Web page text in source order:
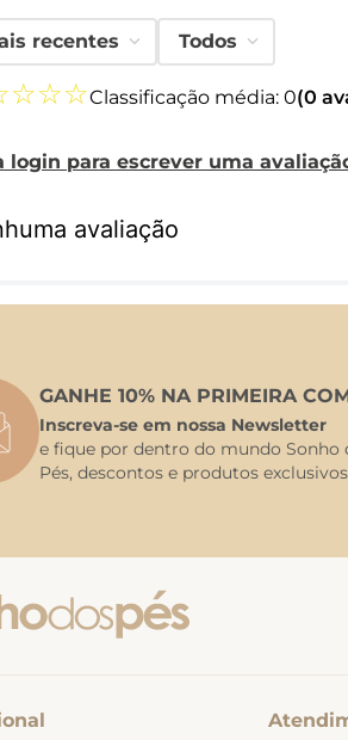
☆☆☆Classificação média: 0(0
login para escrever uma
recentes Todos
avaliação
GANHE 10% NA PRIMEIRA
Inscreva-se em nossa Newsletter
e fique por dentro do mundo Sonho
Pés, descontos e produtos